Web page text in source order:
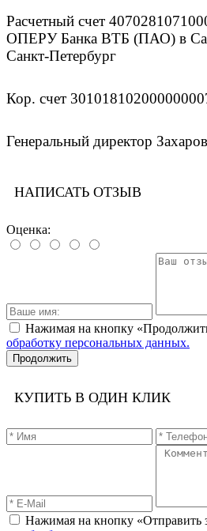
Расчетный счет
ОПЕРУ Банка ВТБ (ПАО) в
Санкт-Петербург
Кор. счет
Генеральный директор
НАПИСАТЬ ОТЗЫВ
Оценка:
Нажимая на кнопку
обработку персональных данных.
Продолжить
КУПИТЬ В ОДИН КЛИК
Нажимая на кнопку «Отправить